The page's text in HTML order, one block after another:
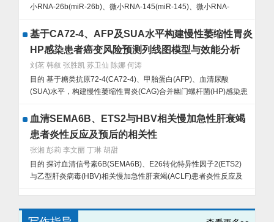
伴发DIC的影响因素;相对危险度分析不同水平pH校正钙离子浓度、
析pH校正钙离子浓度、IPF对老年AUGIB患者伴发DIC的预测价值。
结果 DIC组pH校正钙离子浓度低于非DIC组，IPF水平高于非DIC组
(t/P=8.963/<0.001、12.365/<0.001); Pearson相关性分析显示，老
年AUGIB患者pH校正钙离子浓度与APACHEⅡ评分呈负相关
(r/P=-0.723/<0.001),IPF与APACHEⅡ评分呈正相关
(r/P=0.756/<0.001); APACHEⅡ评分高、D-D高、IPF高是老年
2.568)、2.785(1.463～5.298)、3.486(1.675～7.200)],pH校正钙离
子浓度高、PLT高是独立保护因素[OR(95%CI)=0.312(0.158～
0.612)、0.311(0.196～0.621)];相对危险度分析显示，pH校正钙离
子浓度低水平患者伴发DIC的风险是高水平患者的2.286倍
(χ2/P=10.895/<0.001),IPF高水平患者伴发DIC的风险是低水平患者
的2.573倍(χ2/P=12.658/<0.001); pH校正钙离子浓度、IPF及二者联
(Z/P=2.985/0.003、3.216/<0.001)。结论 pH校正钙离子浓度低、
小RNA-26b(miR-26b)、微小RNA-145(miR-145)、微小RNA-
2024年10月桂林医科大学第二附属医院消化内科治疗的LC-EGVB
患者173例为EGVB组，根据随访12个月的再出血情况将其分为再出
血亚组58例与未再出血亚组115例，另选取同期治疗的LC无EGVB
患者168例为Con组。qRT-PCR法测定血清miR-26b、miR-145、
miR-122表达水平;多因素Logistic回归分析LC-EGVB患者发生再出
血的影响因素;ROC曲线分析血清miR-26b、miR-145、miR-122表
险度分析不同血清miR-26b、miR-145、miR-122表达水平对LC-
EGVB患者再出血的影响。结果 与Con组比较，EGVB组血清miR-
26b、miR-145水平降低，血清miR-122水平升高
(t/P=14.617/<0.001、9.481/<0.001、11.604/<0.001);再出血亚组
门静脉内径、重度食管静脉曲张占比及血清miR-122水平高于未再
出血亚组，血清miR-26b、miR-145水平低于未再出血亚组
基于CA72-4、AFP及SUA水平构建慢性萎缩性胃炎
HP感染患者癌变风险预测列线图模型与效能分析
刘茗 韩叙 张胜凯 苏卫仙 陈娜 何涛
目的 基于糖类抗原72-4(CA72-4)、甲胎蛋白(AFP)、血清尿酸
(SUA)水平，构建慢性萎缩性胃炎(CAG)合并幽门螺杆菌(HP)感染患
年1月—2025年1月廊坊市人民医院消化科收治的CAG合并HP感染
患者122例，根据是否发生癌变分为癌变组61例与非癌变组61例。
采用多因素Logistic回归分析CAG合并HP感染患者发生癌变的影响
因素，根据影响因素构建列线图模型;采用受试者工作特征(ROC)曲
线分析该模型对CAG合并HP感染患者发生癌变的预测效能，并使用
决策曲线和校准曲线对列线图预测模型进行验证。结果 癌变组木村-
血清SEMA6B、ETS2与HBV相关慢加急性肝衰竭
患者炎性反应及预后的相关性
张湘 彭莉 李文丽 丁琳 胡甜
目的 探讨血清信号素6B(SEMA6B)、E26转化特异性因子2(ETS2)
与乙型肝炎病毒(HBV)相关慢加急性肝衰竭(ACLF)患者炎性反应及
将HBV-ACLF患者根据肝衰竭分期分为早期亚组58例、中期亚组44